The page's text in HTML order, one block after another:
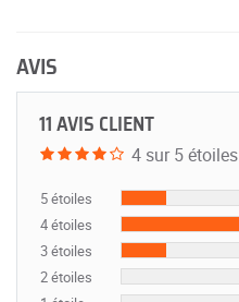
AVIS
11 AVIS CLIENT
4 sur 5 étoiles
5 étoiles
4 étoiles
3 étoiles
2 étoiles